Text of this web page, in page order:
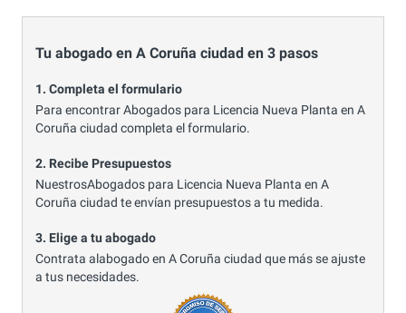
Tu abogado en A Coruña ciudad en 3 pasos
1. Completa el formulario
Para encontrar Abogados para Licencia Nueva Planta en A
Coruña ciudad completa el formulario.
2. Recibe Presupuestos
NuestrosAbogados para Licencia Nueva Planta en A
Coruña ciudad te envían presupuestos a tu medida.
3. Elige a tu abogado
Contrata alabogado en A Coruña ciudad que más se ajuste
a tus necesidades.